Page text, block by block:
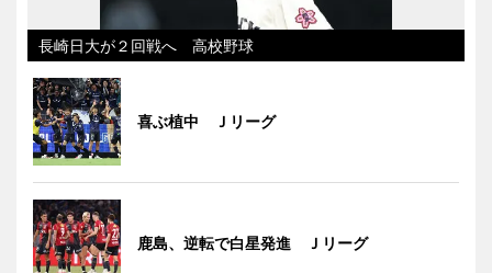
長崎日大が２回戦へ 高校野球
喜ぶ植中 Ｊリーグ
鹿島、逆転で白星発進 Ｊリーグ